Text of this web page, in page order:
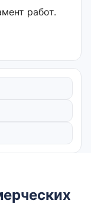
работ.